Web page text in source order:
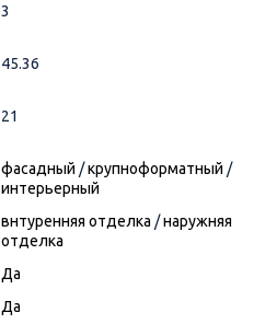
3
45.36
21
фасадный /крупноформатный /
интерьерный
внтуренняя отделка /наружняя
отделка
Да
Да